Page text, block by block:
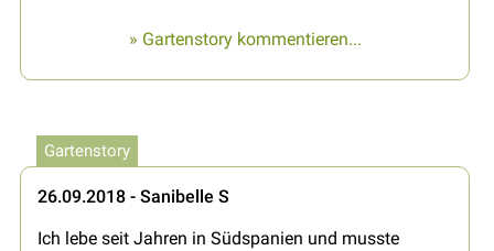
» Gartenstory kommentieren...
Gartenstory
26.09.2018 - Sanibelle S
Ich lebe seit Jahren in Südspanien und musste